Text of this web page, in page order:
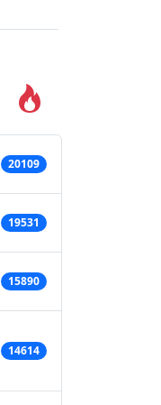
20109
19531
15890
14614